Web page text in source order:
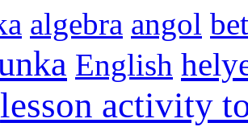
algebra angol
English
lesson activity